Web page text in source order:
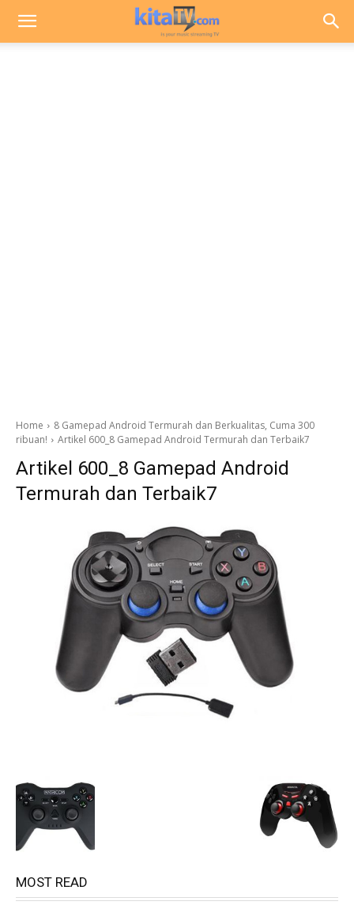
Home
8 Gamepad Android Termurah dan Berkualitas, Cuma 300
ribuan!
Artikel 600_8 Gamepad Android Termurah dan Terbaik7
Artikel 600_8 Gamepad Android
Termurah dan Terbaik7
MOST READ